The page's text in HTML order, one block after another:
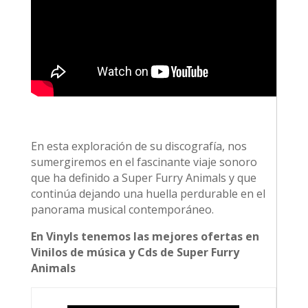
En esta exploración de su discografía, nos
sumergiremos en el fascinante viaje sonoro
que ha definido a Super Furry Animals y que
continúa dejando una huella perdurable en el
panorama musical contemporáneo.
En Vinyls tenemos las mejores ofertas en
Vinilos de música y Cds de Super Furry
Animals